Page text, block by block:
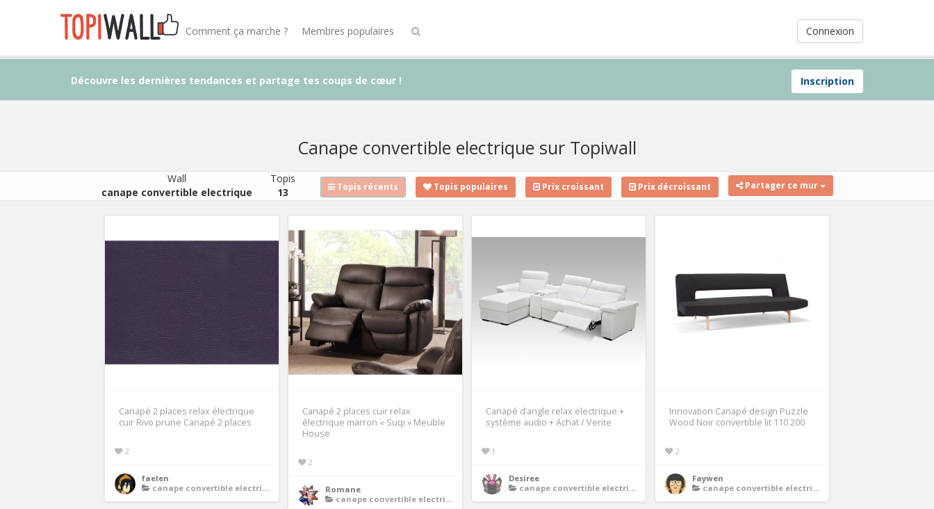
Connexion
Comment ça marche ? Membres populaires
Inscription
Découvre les dernières tendances et partage tes coups de cœur !
Canape convertible electrique sur Topiwall
Wall
canape convertible electrique
Topis
13
Topis récents Topis populaires Prix croissant Prix décroissant Partager ce mur
Canapé 2 places relax électrique
cuir Rivo prune Canapé 2 places
2
faelen
canape convertible electrique
Canapé 2 places cuir relax
électrique marron « Suqi » Meuble
House
2
Romane
canape convertible electrique
Canapé d’angle relax electrique +
système audio + Achat / Vente
1
Desiree
canape convertible electrique
Innovation Canapé design Puzzle
Wood Noir convertible lit 110 200
2
Faywen
canape convertible electrique